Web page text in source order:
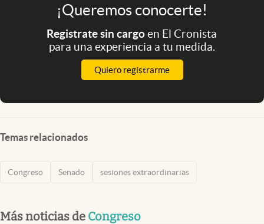
¡Queremos conocerte!
Registrate sin cargoen El Cronista
para una experiencia a tu medida.
Quiero registrarme
Temas relacionados
Congreso Senado sesiones extraordinarias
Más noticias de Congreso